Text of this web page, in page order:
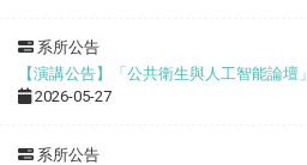
系所公告
【演講公告】「公共衛生與人工智能論壇」
2026-05-27
系所公告